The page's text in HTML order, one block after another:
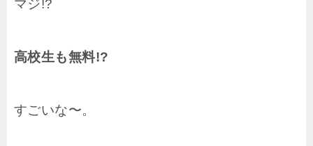
マジ!?
高校生も無料!?
すごいな〜。